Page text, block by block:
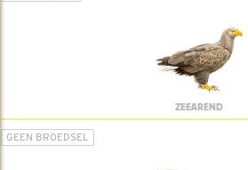
ZEEAREND
GEEN BROEDSEL